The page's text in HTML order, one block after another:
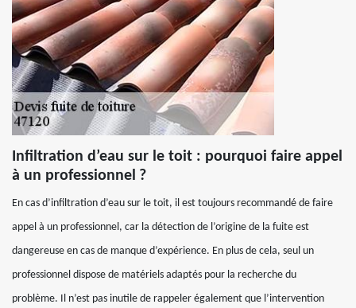
Infiltration d’eau sur le toit : pourquoi faire appel
à un professionnel ?
En cas d’infiltration d’eau sur le toit, il est toujours recommandé de faire
appel à un professionnel, car la détection de l’origine de la fuite est
dangereuse en cas de manque d’expérience. En plus de cela, seul un
professionnel dispose de matériels adaptés pour la recherche du
problème. Il n’est pas inutile de rappeler également que l’intervention